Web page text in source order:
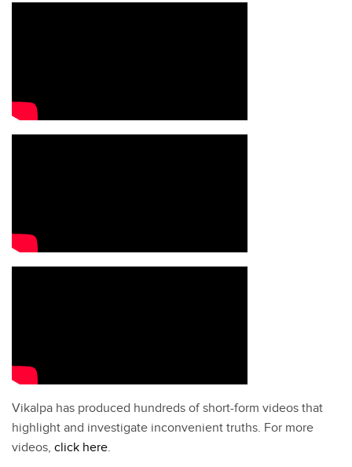
Vikalpa has produced hundreds of short-form videos that
highlight and investigate inconvenient truths. For more
videos, click here.